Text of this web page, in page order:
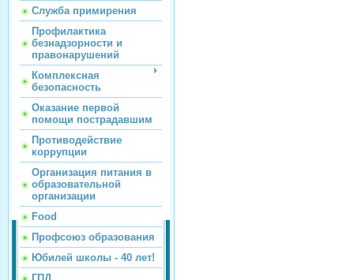
Служба примирения
Профилактика
безнадзорности и
правонарушений
Комплексная
безопасность
Оказание первой
помощи пострадавшим
Противодействие
коррупции
Организация питания в
образовательной
организации
Food
Профсоюз образования
Юбилей школы - 40 лет!